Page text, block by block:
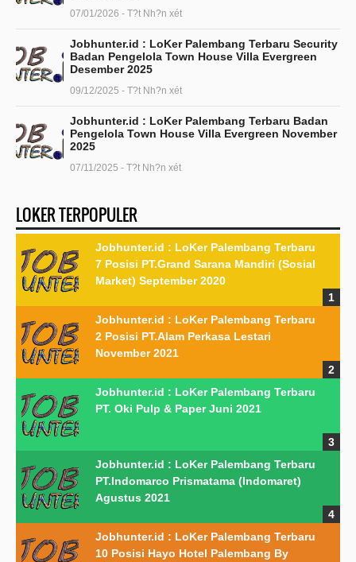
07/01/2026 - T?t Nh?n xét
Jobhunter.id : LoKer Palembang Terbaru Security
Badan Pengelola Town House Villa Evergreen
Desember 2025
09/12/2025 - T?t Nh?n xét
Jobhunter.id : LoKer Palembang Terbaru Badan
Pengelola Town House Villa Evergreen November
2025
07/11/2025 - T?t Nh?n xét
LOKER TERPOPULER
Jobhunter.id : LoKer Palembang Terbaru
7 Posisi PT.Grand Sarana Mandiri (Sosial
Market) September 2020
Jobhunter.id : LoKer Palembang Terbaru
2 Posisi PT.Alam Perkasa Lestari
November 2021
Jobhunter.id : LoKer Palembang Terbaru
PT. Oki Pulp & Paper Juni 2021
Jobhunter.id : LoKer Palembang Terbaru
PT.Indomarco Prismatama (Indomaret)
Agustus 2021
Jobhunter.id : LoKer Palembang Terbaru
10 Posisi Hayo Hotel Palembang By